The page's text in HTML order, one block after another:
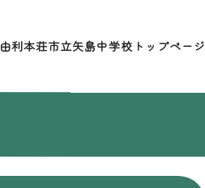
由利本荘市立矢島中学校トップページ